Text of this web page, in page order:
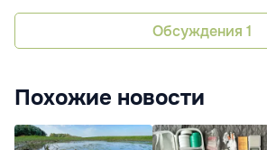
Обсуждения 1
Похожие новости